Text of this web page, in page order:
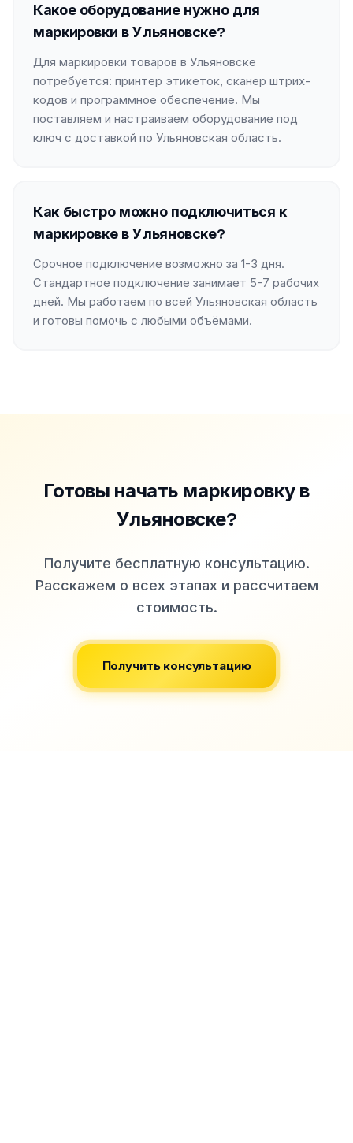
Какое оборудование нужно для
маркировки в Ульяновске?
Для маркировки товаров в Ульяновске
потребуется: принтер этикеток, сканер штрих-
кодов и программное обеспечение. Мы
поставляем и настраиваем оборудование под
ключ с доставкой по Ульяновская область.
Как быстро можно подключиться к
маркировке в Ульяновске?
Срочное подключение возможно за 1-3 дня.
Стандартное подключение занимает 5-7 рабочих
дней. Мы работаем по всей Ульяновская область
и готовы помочь с любыми объёмами.
Готовы начать маркировкув
Ульяновске?
Получите бесплатную консультацию.
Расскажем о всех этапах и рассчитаем
стоимость.
Получить консультацию